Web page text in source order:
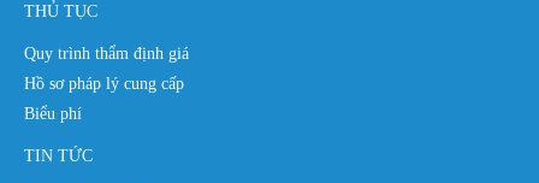
THỦ TỤC
Quy trình thẩm định giá
Hồ sơ pháp lý cung cấp
Biểu phí
TIN TỨC